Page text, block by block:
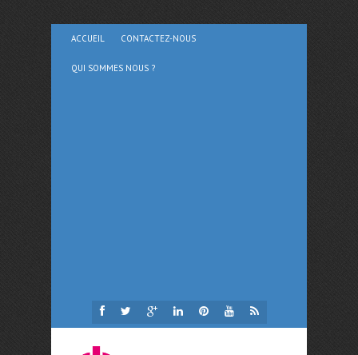
ACCUEIL CONTACTEZ-NOUS
QUI SOMMES NOUS ?